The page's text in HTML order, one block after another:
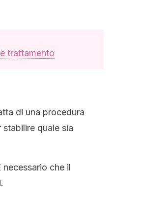
trattamento
di una procedura
quale sia
necessario che il